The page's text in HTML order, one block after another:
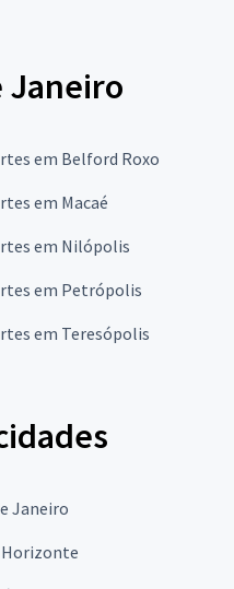
Janeiro
em Belford Roxo
em Macaé
em Nilópolis
em Petrópolis
em Teresópolis
Janeiro